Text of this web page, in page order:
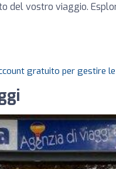
del vostro viaggio.
gratuito per gestire